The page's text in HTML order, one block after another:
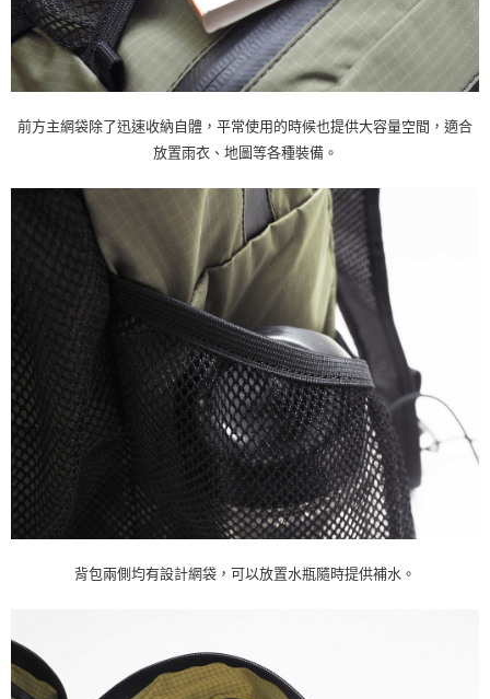
前方主網袋除了迅速收納自體，平常使用的時候也提供大容量空間，適合
放置雨衣、地圖等各種裝備。
背包兩側均有設計網袋，可以放置水瓶隨時提供補水。